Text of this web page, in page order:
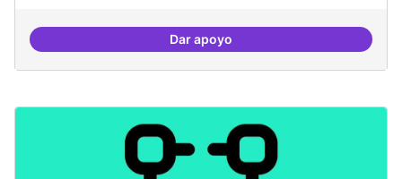
Dar apoyoCol·laboració amb Torre